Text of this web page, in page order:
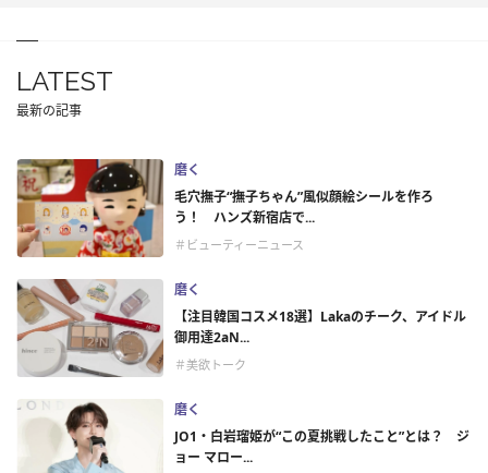
LATEST
最新の記事
磨く
毛穴撫子“撫子ちゃん”風似顔絵シールを作ろ
う！ ハンズ新宿店で...
＃ビューティーニュース
磨く
【注目韓国コスメ18選】Lakaのチーク、アイドル
御用達2aN...
＃美欲トーク
磨く
JO1・白岩瑠姫が“この夏挑戦したこと”とは？ ジ
ョー マロー...